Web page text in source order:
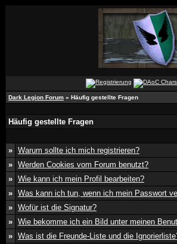
Dark Legion Forum » Häufig gestellte Fragen
Häufig gestellte Fragen
» Warum sollte ich mich registrieren?
» Werden Cookies vom Forum benutzt?
» Wie kann ich mein Profil bearbeiten?
» Was kann ich tun, wenn ich mein Passwort
» Wofür ist die Signatur?
» Wie bekomme ich ein Bild unter meinen
» Was ist die Freunde-Liste und die